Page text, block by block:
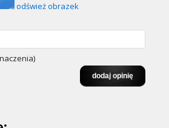
odśwież obrazek